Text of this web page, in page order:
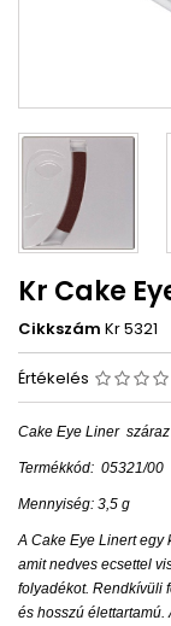
Kr Cake
Cikkszám Kr 5321
Értékelés
Cake Eye Liner
Termékkód: 05321/00
Mennyiség: 3,5 g
A Cake Eye Linert egy
amit nedves ecsettel
folyadékot. Rendkívüli
és hosszú élettartamú.